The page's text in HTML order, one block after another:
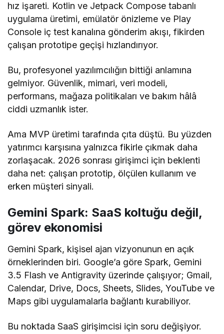
hız işareti. Kotlin ve Jetpack Compose tabanlı
uygulama üretimi, emülatör önizleme ve Play
Console iç test kanalına gönderim akışı, fikirden
çalışan prototipe geçişi hızlandırıyor.
Bu, profesyonel yazılımcılığın bittiği anlamına
gelmiyor. Güvenlik, mimari, veri modeli,
performans, mağaza politikaları ve bakım hâlâ
ciddi uzmanlık ister.
Ama MVP üretimi tarafında çıta düştü. Bu yüzden
yatırımcı karşısına yalnızca fikirle çıkmak daha
zorlaşacak. 2026 sonrası girişimci için beklenti
daha net: çalışan prototip, ölçülen kullanım ve
erken müşteri sinyali.
Gemini Spark: SaaS koltuğu değil,
görev ekonomisi
Gemini Spark, kişisel ajan vizyonunun en açık
örneklerinden biri. Google’a göre Spark, Gemini
3.5 Flash ve Antigravity üzerinde çalışıyor; Gmail,
Calendar, Drive, Docs, Sheets, Slides, YouTube ve
Maps gibi uygulamalarla bağlantı kurabiliyor.
Bu noktada SaaS girişimcisi için soru değişiyor.